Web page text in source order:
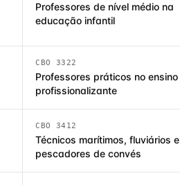
Professores de nível médio na
educação infantil
CBO 3322
Professores práticos no ensino
profissionalizante
CBO 3412
Técnicos marítimos, fluviários e
pescadores de convés